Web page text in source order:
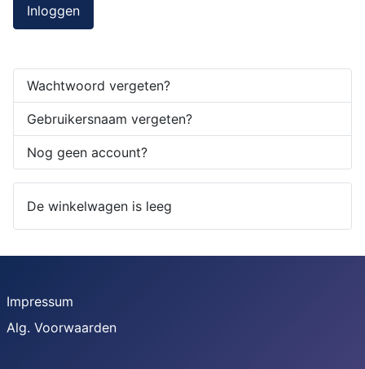
Inloggen
Wachtwoord vergeten?
Gebruikersnaam vergeten?
Nog geen account?
De winkelwagen is leeg
Impressum
Alg. Voorwaarden